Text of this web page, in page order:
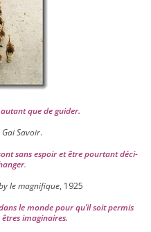
que de gui­der.
Gai Savoir.
sans espoir et être pour­tant déci­
.
le magni­fique, 1925
le monde pour qu’il soit per­mis
êtres imaginaires.